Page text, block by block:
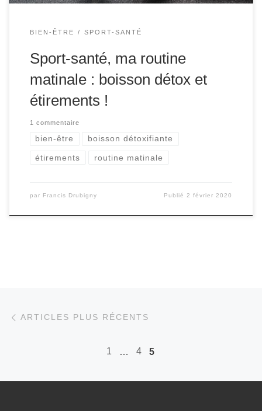
BIEN-ÊTRE SPORT-SANTÉ
Sport-santé, ma routine
matinale : boisson détox et
étirements !
1 commentaire
bien-être boisson détoxifiante
étirements routine matinale
par Francis Drubigny Publié2 février 2020
ARTICLES PLUS RÉCENTS
1 … 4 5